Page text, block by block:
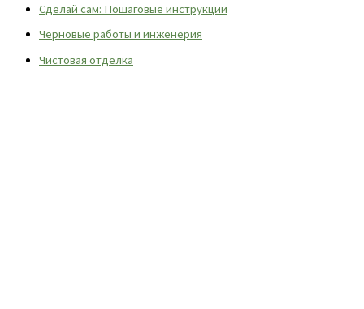
Сделай сам: Пошаговые инструкции
Черновые работы и инженерия
Чистовая отделка